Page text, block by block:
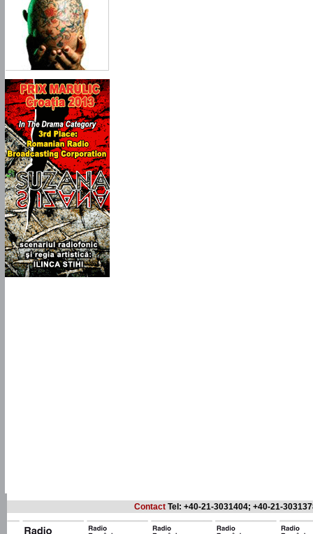
Contact Tel: +40-21-3031404; +40-21-